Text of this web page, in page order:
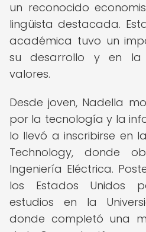
un reconocido
lingüista destacada.
académica tuvo un
su desarrollo y en la
valores.
Desde joven, Nadella
por la tecnología y la
lo llevó a inscribirse en
Technology, donde
Ingeniería Eléctrica.
los Estados Unidos
estudios en la
donde completó una